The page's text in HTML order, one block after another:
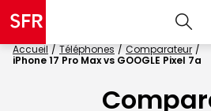
Accueil Téléphones
Comparateur
iPhone 17 Pro Max vs GOOGLE Pixel 7a